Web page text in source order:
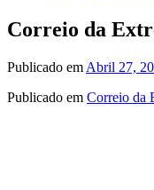
Correio da
Publicado em Abril 27,
Publicado em Correio da